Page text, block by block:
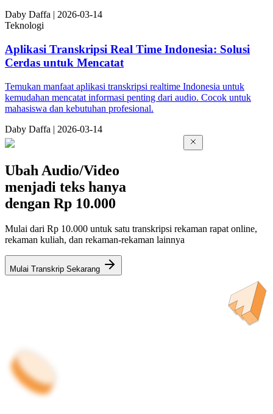
Daby Daffa | 2026-03-14
Teknologi
Aplikasi Transkripsi Real Time Indonesia: Solusi
Cerdas untuk Mencatat
Temukan manfaat aplikasi transkripsi realtime Indonesia untuk
kemudahan mencatat informasi penting dari audio. Cocok untuk
mahasiswa dan kebutuhan profesional.
Daby Daffa | 2026-03-14
Ubah Audio/Video
menjadi teks hanya
dengan Rp 10.000
Mulai dari Rp 10.000 untuk satu transkripsi rekaman rapat online,
rekaman kuliah, dan rekaman-rekaman lainnya
Mulai Transkrip Sekarang